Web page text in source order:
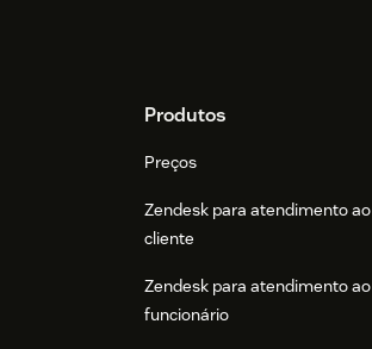
FooterProdutos
Preços
Zendesk para atendimento ao
cliente
Zendesk para atendimento ao
funcionário